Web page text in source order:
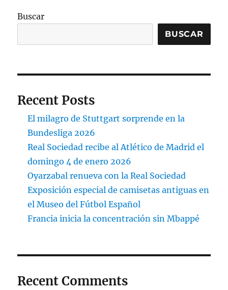
Buscar
BUSCAR
Recent Posts
El milagro de Stuttgart sorprende en la
Bundesliga 2026
Real Sociedad recibe al Atlético de Madrid el
domingo 4 de enero 2026
Oyarzabal renueva con la Real Sociedad
Exposición especial de camisetas antiguas en
el Museo del Fútbol Español
Francia inicia la concentración sin Mbappé
Recent Comments